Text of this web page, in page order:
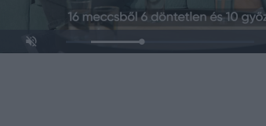
Unmute Loaded:
0%